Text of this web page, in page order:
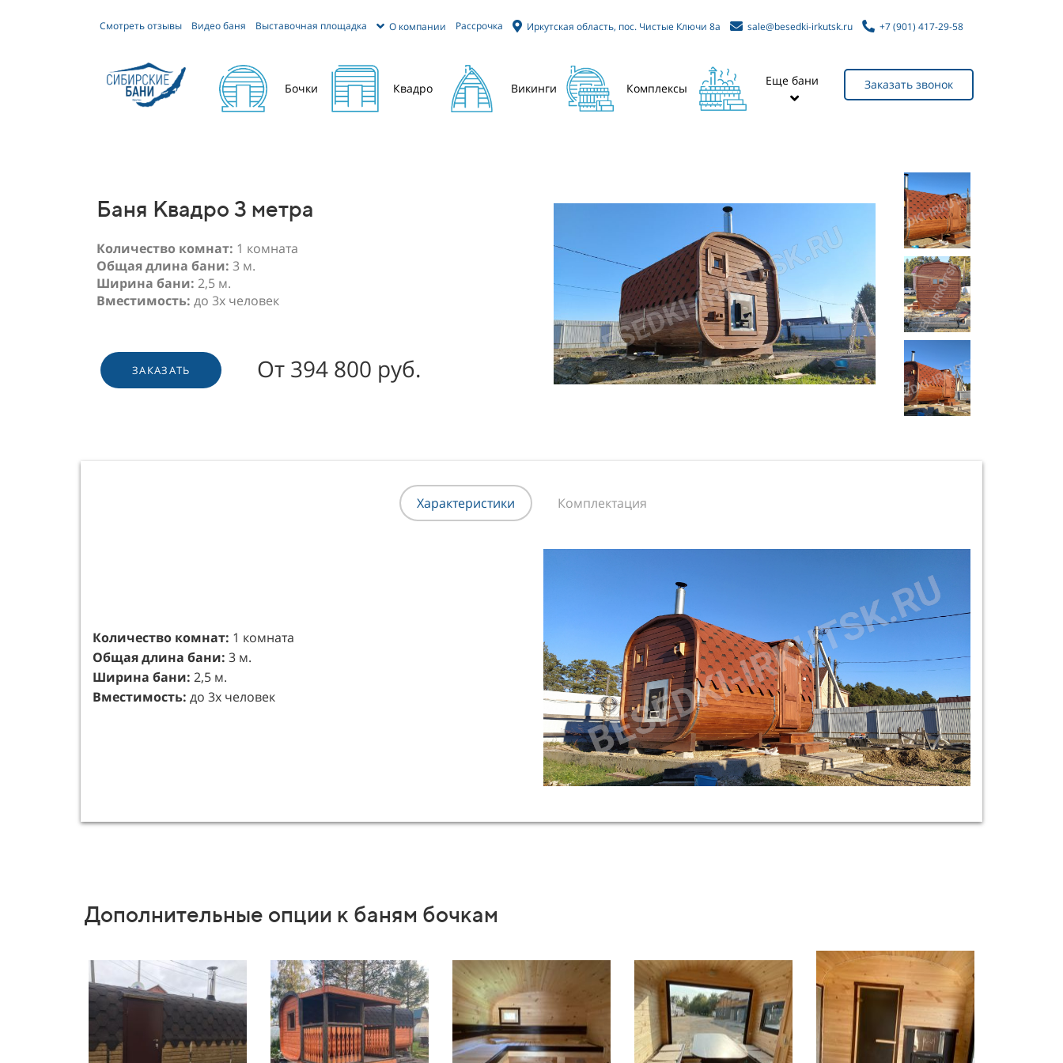
Смотреть отзывы Видео баня Выставочная площадка О компании Рассрочка Иркутская область, пос. Чистые Ключи 8а sale@besedki-irkutsk.ru +7 (901) 417-29-58
Бочки Квадро Викинги Комплексы
Еще бани Заказать звонок
Баня Квадро 3 метра
Количество комнат: 1 комната
Общая длина бани: 3 м.
Ширина бани: 2,5 м.
Вместимость: до 3х человек
ЗАКАЗАТЬ От 394 800 руб.
Характеристики Комплектация
Количество комнат: 1 комната
Общая длина бани: 3 м.
Ширина бани: 2,5 м.
Вместимость: до 3х человек
Каркас (вагонка/фольга/базальт50/ветро-влаг/лиственница)
Cухая строганая доска лиственница, профиль «лунный паз» 45х120-140 мм (влажность — 10−14%), обработана Антисептиком
глубокого проникновения на водной основе PROSEPT UNIVERSAL
Вентиляционный брусок, хвойных пород, 20 мм, обработан Антисептиком глубокого проникновения на водной основе PROSEPT
Минеральный утеплитель на основе базальта Изовер Стандарт 50 мм
Вентиляционный брусок, хвойных пород, 10 мм, обработан Антисептиком глубокого проникновения на водной основе PROSEPT
Наличники и торцы — окраска Тонирующим антисептиком Сенеж Аквадекор (цвет на выбор)
Ступени — сухая строганая доска лиственница, окраска Тонирующим антисептиком Сенеж Аквадекор (цвет на выбор)
Уплотнительная эластичная манжета проходного узла, (под цвет кровли)
Оголовок трубы
Наружная отделка
Дополнительные опции к баням бочкам